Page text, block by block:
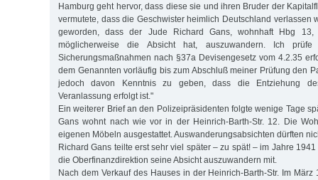
Hamburg geht hervor, dass diese sie und ihren Bruder der
vermutete, dass die Geschwister heimlich Deutschland verlassen
geworden, dass der Jude Richard Gans, wohnhaft Hbg 13,
möglicherweise die Absicht hat, auszuwandern. Ich
Sicherungsmaßnahmen nach §37a Devisengesetz vom 4.2.35
dem Genannten vorläufig bis zum Abschluß meiner Prüfung den
jedoch davon Kenntnis zu geben, dass die Entziehung
Veranlassung erfolgt ist."
Ein weiterer Brief an den Polizeipräsidenten folgte wenige Tage
Gans wohnt nach wie vor in der Heinrich-Barth-Str. 12. Die
eigenen Möbeln ausgestattet. Auswanderungsabsichten dürften
Richard Gans teilte erst sehr viel später – zu spät! – im Jahre
die Oberfinanzdirektion seine Absicht auszuwandern mit.
Nach dem Verkauf des Hauses in der Heinrich-Barth-Str. Im